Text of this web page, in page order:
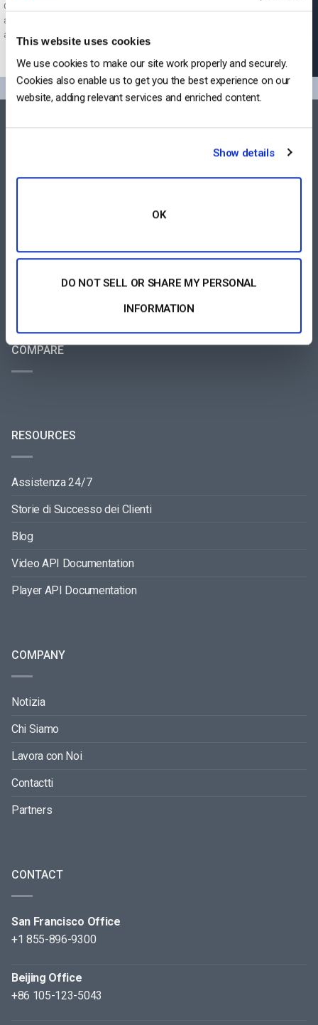
This website uses cookies
We use cookies to make our site work properly and securely.
Cookies also enable us to get you the best experience on our
website, adding relevant services and enriched content.
Show details
OK
DO NOT SELL OR SHARE MY PERSONAL
INFORMATION
Google
and
apply.
FEATURES AREA
Lettore Video per Tutti i Dispositivi
Gestione dei Contenuti Video
VEDI TUTTO
COMPARE
RESOURCES
Assistenza 24/7
Storie di Successo dei Clienti
Blog
Video API Documentation
Player API Documentation
COMPANY
Notizia
Chi Siamo
Lavora con Noi
Contactti
Partners
CONTACT
San Francisco Office
+1 855-896-9300
Beijing Office
+86 105-123-5043